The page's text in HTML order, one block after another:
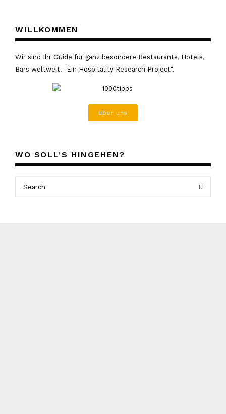
WILLKOMMEN
Wir sind Ihr Guide für ganz besondere Restaurants, Hotels,
Bars weltweit. "Ein Hospitality Research Project".
über uns
WO SOLL’S HINGEHEN?
Search